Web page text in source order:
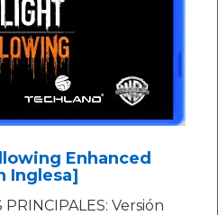
Enhanced
Inglesa]
PRINCIPALES: Versión